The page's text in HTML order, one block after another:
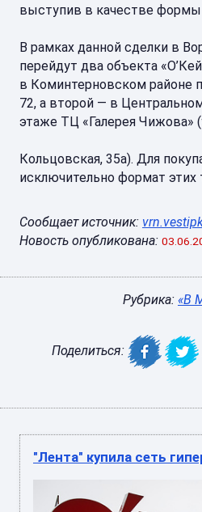
выступив в качестве формы
В рамках данной сделки в
перейдут два объекта
в Коминтерновском районе
72, а второй — в
этаже ТЦ «Галерея Чижова»
Кольцовская, 35а). Для
исключительно формат этих
Сообщает источник:
Новость опубликована:
Рубрика: «В
Поделиться:
"Лента" купила сеть